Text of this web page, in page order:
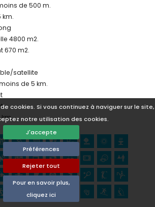
cookies. Si vous continuez à naviguer sur le site,
notre utilisation des cookies.
J'accepte
Préférences
Rejeter tout
Pour en savoir plus,
cliquez ici
et lits/berceaux pour enfants (sur
et de loisirs pour vos vacances
Arenal et Jávea) (à moins de 1000 mètres de
et bar (à moins de 5 kilomètres de la
Costa Blanca
de Jávea, Jávea), église (San Bartolomé,
monument (Pueblo de Jávea, Jávea),
(Histórico de Jávea, Jávea), lieu
de Jávea et Jávea) (à moins de 5
l'hébergement)
Viento et Jávea) (à moins de 10 kilomètres
de la Vila et Dénia) (à moins de 25
de 500 m.
km.
4800 m2.
670 m2.
satellite
de 5 km.
km.